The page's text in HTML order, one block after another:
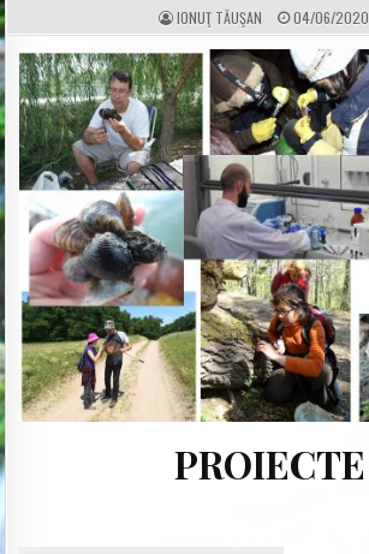
A
U
H
O
R
:
IONUŢ TĂUŞAN P
U
B
L
S
H
E
D
D
A
T
E
:
04/06/2020
PROIECTE